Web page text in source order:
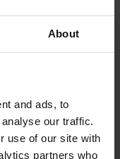
About
and ads, to
our traffic.
use of our site with
partners who